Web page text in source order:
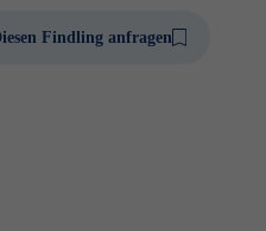
Findling anfragen